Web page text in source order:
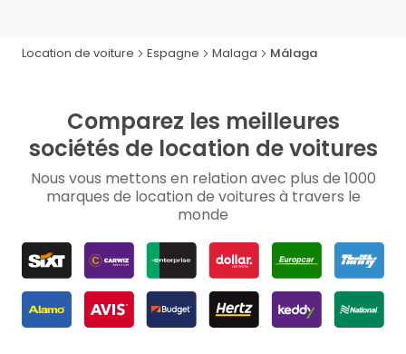
Location de voiture Espagne Malaga Málaga
Comparez les meilleures
sociétés de location de voitures
Nous vous mettons en relation avec plus de 1000
marques de location de voitures à travers le
monde